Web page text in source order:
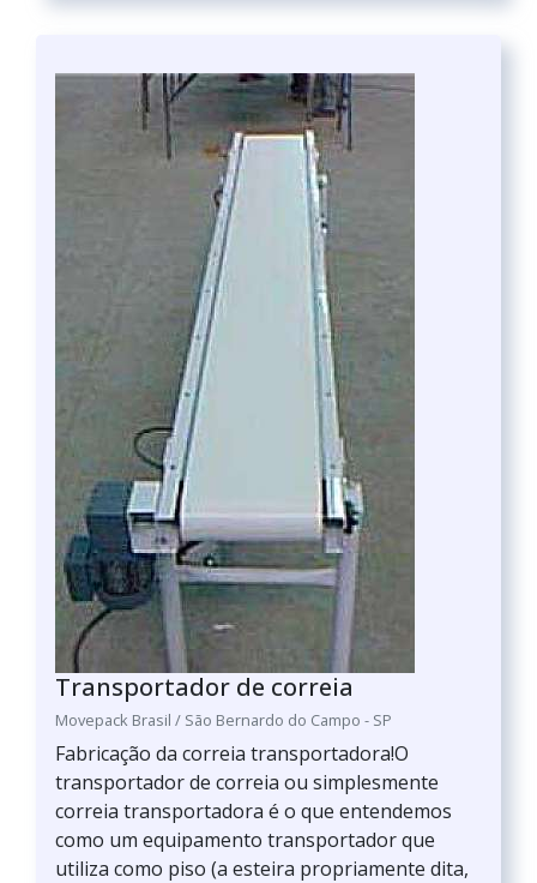
Transportador de correia
Movepack Brasil / São Bernardo do Campo - SP
Fabricação da correia transportadora!O
transportador de correia ou simplesmente
correia transportadora é o que entendemos
como um equipamento transportador que
utiliza como piso (a esteira propriamente dita,